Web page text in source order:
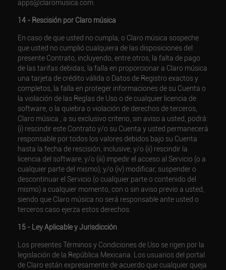
apps@claromusica.com.
14 - Rescisión por Claro música
En caso de que usted no cumpla, o Claro música sospeche
que usted no cumplió cualquiera de las disposiciones del
presente Contrato, incluyendo, entre otros, la falta de pago
de las tarifas debidas, la falla en proporcionar a Claro música
una tarjeta de crédito válida o Datos de Registro exactos y
completos, la falla en proteger informaciones de su Cuenta o
la violación de las Reglas de Uso o de cualquier licencia de
software, o la quiebra o violación de derechos de terceros,
Claro música , a su exclusivo criterio, sin aviso a usted, podrá:
(i) rescindir este Contrato y/o su Cuenta y usted permanecerá
responsable por todos los valores debidos bajo su Cuenta
hasta la fecha de rescisión, inclusive; y/o (ii) rescindir la
licencia del software; y/o (iii) impedir el acceso al Servicio (o a
cualquier parte del mismo); y/o (iv) modificar, suspender o
descontinuar el Servicio (o cualquier parte o contenido del
mismo) a cualquier momento, con o sin aviso previo a usted,
siendo que Claro música no será responsable ante usted o
terceros caso ejerza estos derechos.
15 - Ley Aplicable y Jurisdicción
Los presentes Términos y Condiciones de Uso se rigen por la
legislación de la República Mexicana. Los usuarios del portal
de Claro están expresamente de acuerdo que cualquier queja